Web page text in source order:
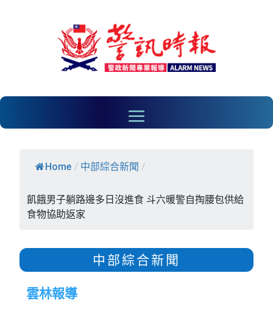
Home / 中部綜合新聞 /
飢餓男子躺路邊多日沒進食 斗六暖警自掏腰包供給
食物協助返家
中部綜合新聞
雲林報導